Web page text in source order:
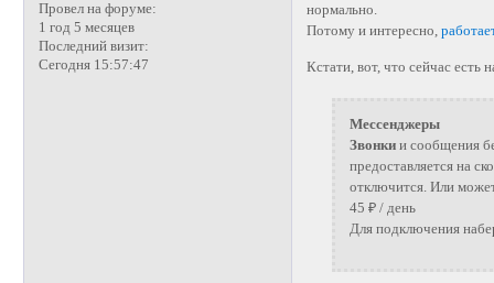
Провел на форуме:
1 год 5 месяцев
Последний визит:
Сегодня 15:57:47
нормально.
Потому и интересно,
Кстати, вот, что сейчас есть
Мессенджеры
Звонкии сообщения
предоставляется на
отключится. Или
45 ₽ / день
Для подключения